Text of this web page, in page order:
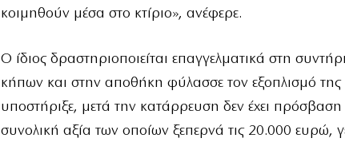
κοιμηθούν μέσα στο κτίριο», ανέφερε.
Ο ίδιος δραστηριοποιείται επαγγελματικά στη
κήπων και στην αποθήκη φύλασσε τον εξοπλισμό
υποστήριξε, μετά την κατάρρευση δεν έχει πρόσβαση
συνολική αξία των οποίων ξεπερνά τις 20.000 ευρώ,